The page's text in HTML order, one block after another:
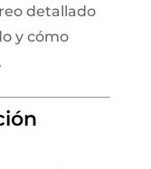
detallado
y cómo